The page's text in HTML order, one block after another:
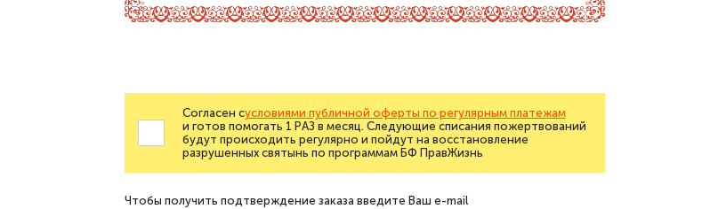
Согласен сусловиями публичной оферты по регулярным платежам
и готов помогать 1 РАЗ в месяц. Следующие списания пожертвований
будут происходить регулярно и пойдут на восстановление
разрушенных святынь по программам БФ ПравЖизнь
Чтобы получить подтверждение заказа введите Ваш e-mail